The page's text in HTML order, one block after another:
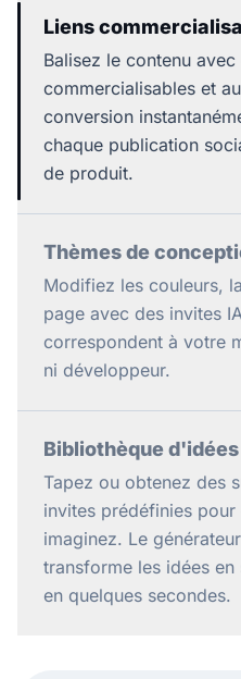
Liens
Balisez le contenu avec
commercialisables et
conversion
chaque publication
de produit.
Thèmes de
Modifiez les couleurs,
page avec des invites
correspondent à votre
ni développeur.
Bibliothèque d'idées
Tapez ou obtenez des
invites prédéfinies
imaginez. Le
transforme les idées
en quelques secondes.